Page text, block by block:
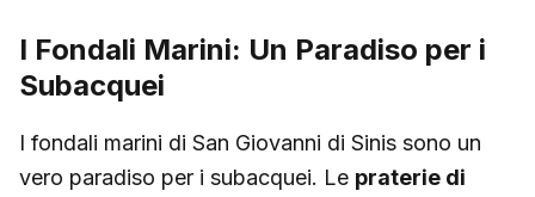
I Fondali Marini: Un Paradiso per i
Subacquei
I fondali marini di San Giovanni di Sinis sono un
vero paradiso per i subacquei. Le praterie di